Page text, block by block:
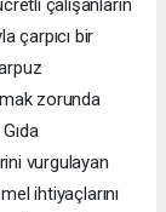
çarpıcı bir
zorunda
vurgulayan
ihtiyaçlarını